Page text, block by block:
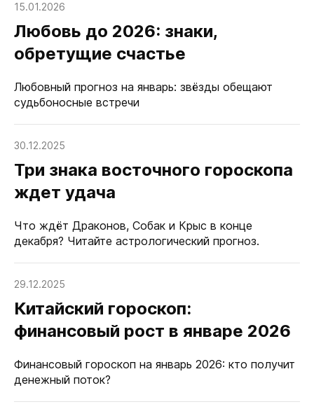
15.01.2026
Любовь до 2026: знаки,
обретущие счастье
Любовный прогноз на январь: звёзды обещают
судьбоносные встречи
30.12.2025
Три знака восточного гороскопа
ждет удача
Что ждёт Драконов, Собак и Крыс в конце
декабря? Читайте астрологический прогноз.
29.12.2025
Китайский гороскоп:
финансовый рост в январе 2026
Финансовый гороскоп на январь 2026: кто получит
денежный поток?